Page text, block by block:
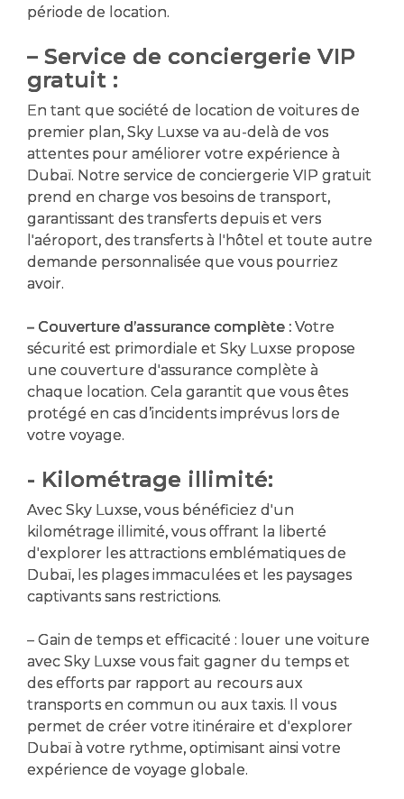
période de location.
– Service de conciergerie VIP
gratuit :
En tant que société de location de voitures de
premier plan, Sky Luxse va au-delà de vos
attentes pour améliorer votre expérience à
Dubaï. Notre service de conciergerie VIP gratuit
prend en charge vos besoins de transport,
garantissant des transferts depuis et vers
l'aéroport, des transferts à l'hôtel et toute autre
demande personnalisée que vous pourriez
avoir.
– Couverture d’assurance complète : Votre
sécurité est primordiale et Sky Luxse propose
une couverture d'assurance complète à
chaque location. Cela garantit que vous êtes
protégé en cas d’incidents imprévus lors de
votre voyage.
- Kilométrage illimité:
Avec Sky Luxse, vous bénéficiez d'un
kilométrage illimité, vous offrant la liberté
d'explorer les attractions emblématiques de
Dubaï, les plages immaculées et les paysages
captivants sans restrictions.
– Gain de temps et efficacité : louer une voiture
avec Sky Luxse vous fait gagner du temps et
des efforts par rapport au recours aux
transports en commun ou aux taxis. Il vous
permet de créer votre itinéraire et d'explorer
Dubaï à votre rythme, optimisant ainsi votre
expérience de voyage globale.